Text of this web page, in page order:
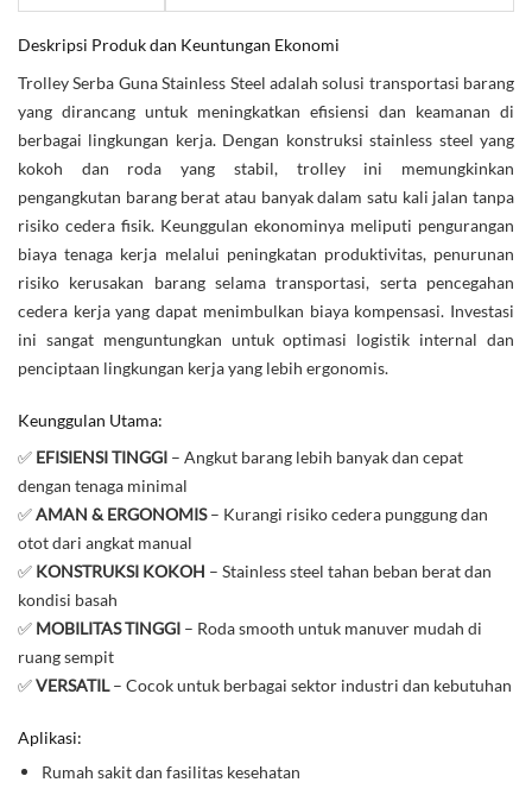
Deskripsi Produk dan Keuntungan Ekonomi
Trolley Serba Guna Stainless Steel adalah solusi transportasi barang
yang dirancang untuk meningkatkan efisiensi dan keamanan di
berbagai lingkungan kerja. Dengan konstruksi stainless steel yang
kokoh dan roda yang stabil, trolley ini memungkinkan
pengangkutan barang berat atau banyak dalam satu kali jalan tanpa
risiko cedera fisik. Keunggulan ekonominya meliputi pengurangan
biaya tenaga kerja melalui peningkatan produktivitas, penurunan
risiko kerusakan barang selama transportasi, serta pencegahan
cedera kerja yang dapat menimbulkan biaya kompensasi. Investasi
ini sangat menguntungkan untuk optimasi logistik internal dan
penciptaan lingkungan kerja yang lebih ergonomis.
Keunggulan Utama:
✅ EFISIENSI TINGGI – Angkut barang lebih banyak dan cepat
dengan tenaga minimal
✅AMAN & ERGONOMIS– Kurangi risiko cedera punggung dan
otot dari angkat manual
✅ KONSTRUKSI KOKOH – Stainless steel tahan beban berat dan
kondisi basah
✅ MOBILITAS TINGGI – Roda smooth untuk manuver mudah di
ruang sempit
✅VERSATIL– Cocok untuk berbagai sektor industri dan kebutuhan
Aplikasi:
Rumah sakit dan fasilitas kesehatan